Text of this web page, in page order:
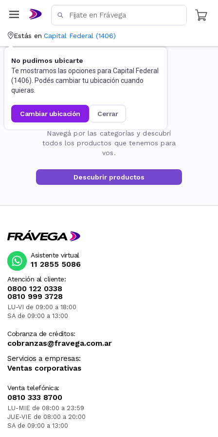
Estás en Capital Federal (1406)
No pudimos ubicarte
Te mostramos las opciones para Capital Federal
(1406). Podés cambiar tu ubicación cuando
quieras.
cambiar ubicación cerrar
La página no existe
Navegá por las categorías y descubrí
todos los productos que tenemos para
vos.
Descubrir productos
Atención al cliente:
0800 122 0338
0810 999 3728
LU-VI de 09:00 a 18:00
SA de 09:00 a 13:00
Cobranza de créditos:
cobranzas@fravega.com.ar
Servicios a empresas:
Ventas corporativas
Venta telefónica:
0810 333 8700
LU-MIE de 08:00 a 23:59
JUE-VIE de 08:00 a 20:00
SA de 09:00 a 13:00
Asistente virtual
11 2855 5086